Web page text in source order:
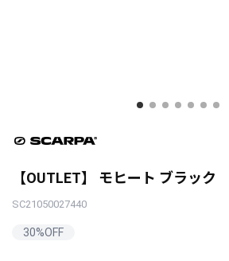
【OUTLET】 モヒート ブラック
SC21050027440
30%OFF